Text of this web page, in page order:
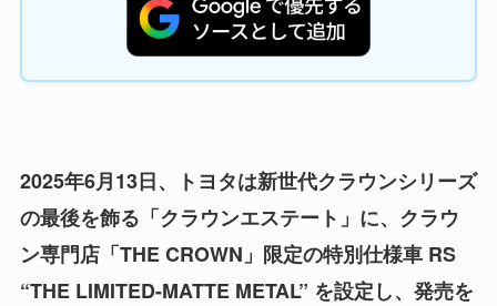
2025年6月13日、トヨタは新世代クラウンシリーズ
の最後を飾る「クラウンエステート」に、クラウ
ン専門店「THE CROWN」限定の特別仕様車 RS
“THE LIMITED-MATTE METAL” を設定し、発売を